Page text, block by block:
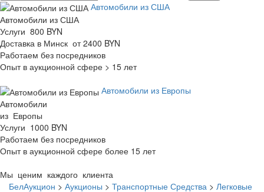
Автомобили из США
Автомобили из США
Услуги 800 BYN
Доставка в Минск от 2400 BYN
Работаем без посредников
Опыт в аукционной сфере > 15 лет
Автомобили из Европы
Автомобили
из Европы
Услуги 1000 BYN
Работаем без посредников
Опыт в аукционной сфере более 15 лет
Мы ценим каждого клиента
БелАукцион > Аукционы > Транспортные Средства > Легковые